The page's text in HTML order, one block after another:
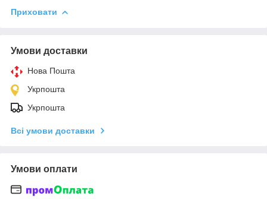
Приховати
Умови доставки
Нова Пошта
Укрпошта
Укрпошта
Всі умови доставки
Умови оплати